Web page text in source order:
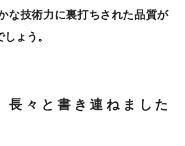
な技術力に裏打ちされた品質が
ょう。
長々と書き連ねました